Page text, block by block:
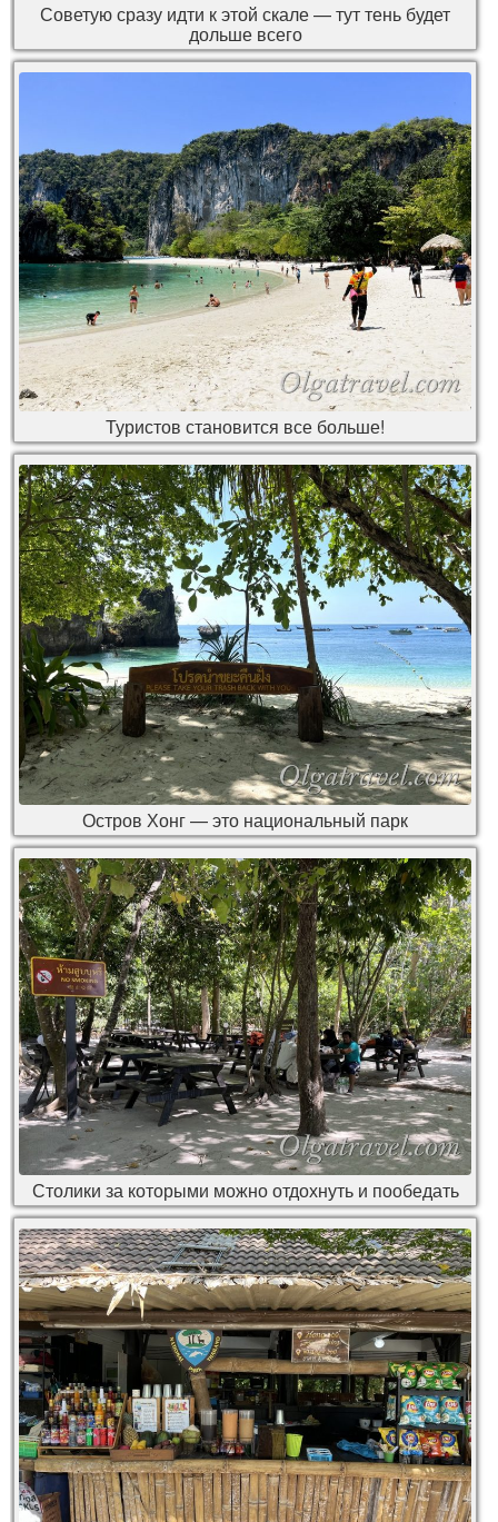
Советую сразу идти к этой скале — тут тень будет
дольше всего
Туристов становится все больше!
Остров Хонг — это национальный парк
Столики за которыми можно отдохнуть и пообедать